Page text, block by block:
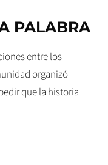
PALABRA
entre los
organizó
que la historia